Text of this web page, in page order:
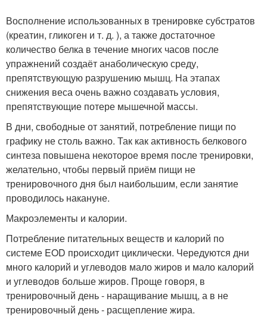
Восполнение использованных в тренировке субстратов
(креатин, гликоген и т. д. ), а также достаточное
количество белка в течение многих часов после
упражнений создаёт анаболическую среду,
препятствующую разрушению мышц. На этапах
снижения веса очень важно создавать условия,
препятствующие потере мышечной массы.
В дни, свободные от занятий, потребление пищи по
графику не столь важно. Так как активность белкового
синтеза повышена некоторое время после тренировки,
желательно, чтобы первый приём пищи не
тренировочного дня был наибольшим, если занятие
проводилось накануне.
Макроэлементы и калории.
Потребление питательных веществ и калорий по
системе EOD происходит циклически. Чередуются дни
много калорий и углеводов мало жиров и мало калорий
и углеводов больше жиров. Проще говоря, в
тренировочный день - наращивание мышц, а в не
тренировочный день - расщепление жира.